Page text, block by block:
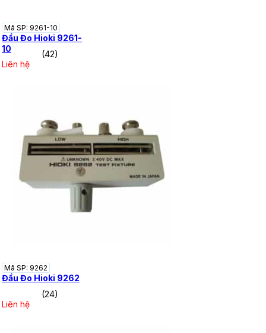
Mã SP: 9261-10
Đầu Đo Hioki 9261-
10
(42)
Liên hệ
Mã SP: 9262
Đầu Đo Hioki 9262
(24)
Liên hệ